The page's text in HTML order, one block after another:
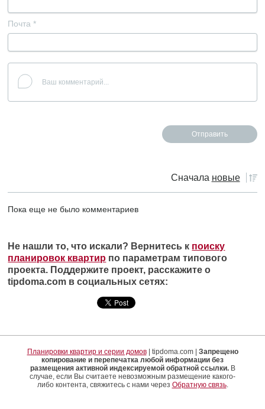
Почта *
Сначала новые
Пока еще не было комментариев
Не нашли то, что искали? Вернитесь к поиску
планировок квартир по параметрам типового
проекта. Поддержите проект, расскажите о
tipdoma.com в социальных сетях:
Планировки квартир и серии домов| tipdoma.com | Запрещено
копирование и перепечатка любой информации без
размещения активной индексируемой обратной ссылки.В
случае, если Вы считаете невозможным размещение какого-
либо контента, свяжитесь с нами через Обратную связь.